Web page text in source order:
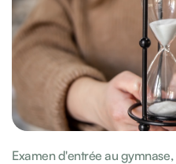
Examen d'entrée au gymnase,